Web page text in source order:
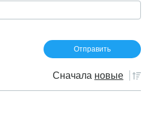
Сначала новые